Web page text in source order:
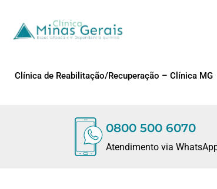
Clínica de Reabilitação/Recuperação – Clínica MG
0800 500 6070
Atendimento via